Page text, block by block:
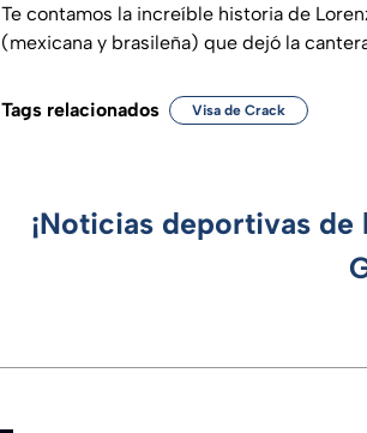
Te contamos la increíble historia de
(mexicana y brasileña) que dejó la
Tags relacionados Visa de Crack
¡Noticias deportivas